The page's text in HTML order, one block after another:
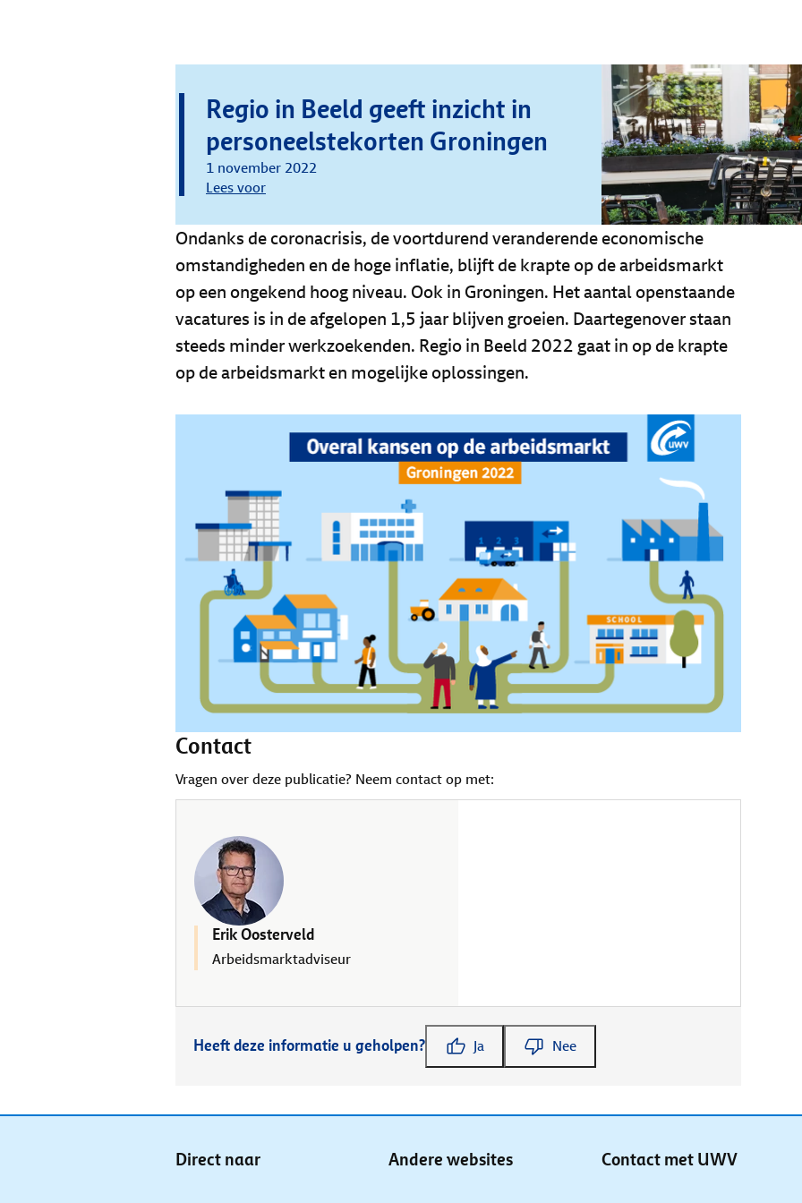
Regio in Beeld geeft inzicht in
personeelstekorten Groningen
1 november 2022
Lees voor
Ondanks de coronacrisis, de voortdurend veranderende economische
omstandigheden en de hoge inflatie, blijft de krapte op de arbeidsmarkt
op een ongekend hoog niveau. Ook in Groningen. Het aantal openstaande
vacatures is in de afgelopen 1,5 jaar blijven groeien. Daartegenover staan
steeds minder werkzoekenden. Regio in Beeld 2022 gaat in op de krapte
op de arbeidsmarkt en mogelijke oplossingen.
Contact
Vragen over deze publicatie? Neem contact op met:
Erik Oosterveld
Arbeidsmarktadviseur
Heeft deze informatie u geholpen? Ja Nee
Direct naar Andere websites Contact met UWV